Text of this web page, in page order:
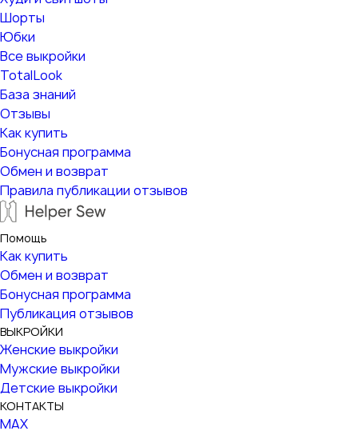
Шорты
Юбки
Все выкройки
TotalLook
База знаний
Отзывы
Как купить
Бонусная программа
Обмен и возврат
Правила публикации отзывов
Помощь
Как купить
Обмен и возврат
Бонусная программа
Публикация отзывов
ВЫКРОЙКИ
Женские выкройки
Мужские выкройки
Детские выкройки
КОНТАКТЫ
MAX